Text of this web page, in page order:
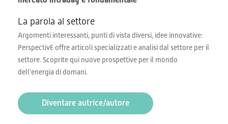
La parola al settore
Argomenti interessanti, punti di vista diversi, idee innovative:
PerspectivE offre articoli specializzati e analisi dal settore per il
settore. Scoprite qui nuove prospettive per il mondo
dell’energia di domani.
Diventare autrice/autore